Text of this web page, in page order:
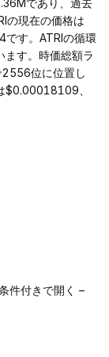
であり、過去
の現在の価格は
す。ATRIの循環
す。時価総額ラ
2556位に位置し
$0.00018109、
件付きで開く –